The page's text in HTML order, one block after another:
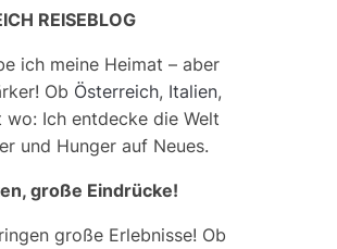
REISEBLOG
ich meine Heimat – aber
Ob Österreich, Italien,
wo: Ich entdecke die Welt
und Hunger auf Neues.
große Eindrücke!
große Erlebnisse! Ob